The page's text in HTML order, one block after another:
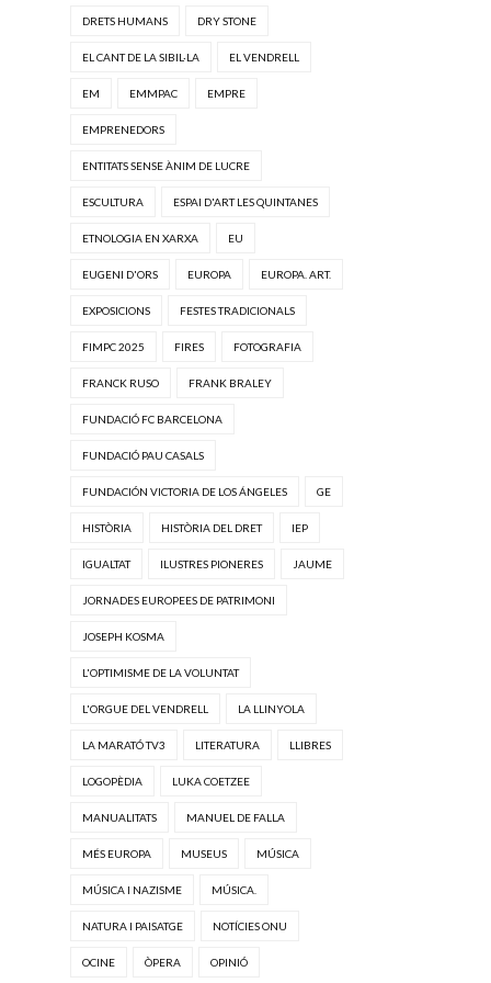
DRETS HUMANS DRY STONE
EL CANT DE LA SIBIL·LA EL VENDRELL
EM EMMPAC EMPRE
EMPRENEDORS
ENTITATS SENSE ÀNIM DE LUCRE
ESCULTURA ESPAI D'ART LES QUINTANES
ETNOLOGIA EN XARXA EU
EUGENI D'ORS EUROPA EUROPA. ART.
EXPOSICIONS FESTES TRADICIONALS
FIMPC 2025 FIRES FOTOGRAFIA
FRANCK RUSO FRANK BRALEY
FUNDACIÓ FC BARCELONA
FUNDACIÓ PAU CASALS
FUNDACIÓN VICTORIA DE LOS ÁNGELES GE
HISTÒRIA HISTÒRIA DEL DRET IEP
IGUALTAT ILUSTRES PIONERES JAUME
JORNADES EUROPEES DE PATRIMONI
JOSEPH KOSMA
L'OPTIMISME DE LA VOLUNTAT
L'ORGUE DEL VENDRELL LA LLINYOLA
LA MARATÓ TV3 LITERATURA LLIBRES
LOGOPÈDIA LUKA COETZEE
MANUALITATS MANUEL DE FALLA
MÉS EUROPA MUSEUS MÚSICA
MÚSICA I NAZISME MÚSICA.
NATURA I PAISATGE NOTÍCIES ONU
OCINE ÒPERA OPINIÓ